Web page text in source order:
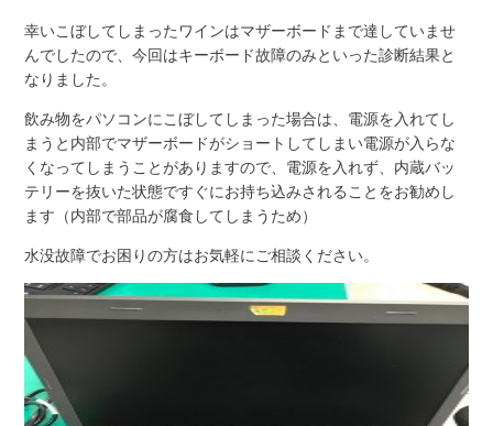
幸いこぼしてしまったワインはマザーボードまで達していませ
んでしたので、今回はキーボード故障のみといった診断結果と
なりました。
飲み物をパソコンにこぼしてしまった場合は、電源を入れてし
まうと内部でマザーボードがショートしてしまい電源が入らな
くなってしまうことがありますので、電源を入れず、内蔵バッ
テリーを抜いた状態ですぐにお持ち込みされることをお勧めし
ます（内部で部品が腐食してしまうため）
水没故障でお困りの方はお気軽にご相談ください。